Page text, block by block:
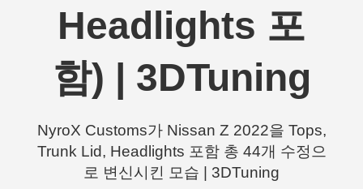
Headlights 포
함) | 3DTuning
NyroX Customs가 Nissan Z 2022을 Tops,
Trunk Lid, Headlights 포함 총 44개 수정으
로 변신시킨 모습 | 3DTuning